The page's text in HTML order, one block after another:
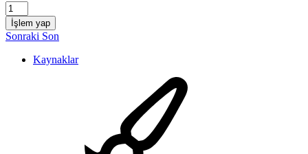
İşlem yap
Sonraki Son
Kaynaklar